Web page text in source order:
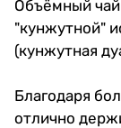
Объёмный
"кунжутной"
(кунжутная
Благодаря
отлично